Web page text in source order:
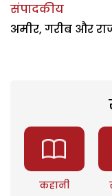
संपादकीय
अमीर, गरीब और
कहानी